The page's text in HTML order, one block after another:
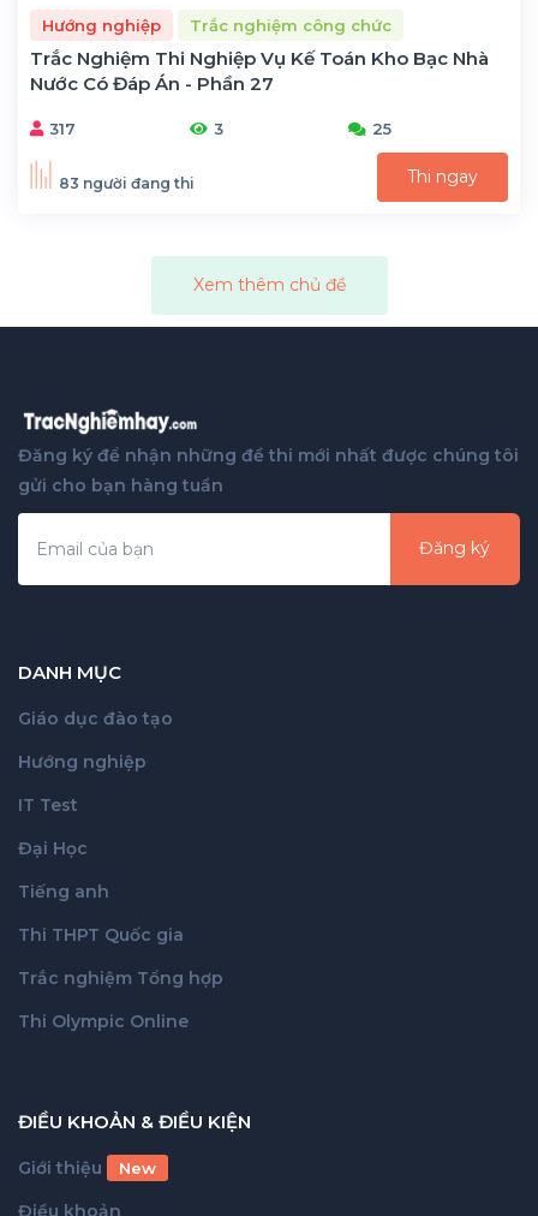
Hướng nghiệp Trắc nghiệm công chức
Trắc Nghiệm Thi Nghiệp Vụ Kế Toán Kho Bạc Nhà
Nước Có Đáp Án - Phần 27
317 3 25
83 người đang thi Thi ngay
Xem thêm chủ đề
Đăng ký để nhận những đề thi mới nhất được chúng tôi
gửi cho bạn hàng tuần
Đăng ký
DANH MỤC
Giáo dục đào tạo
Hướng nghiệp
IT Test
Đại Học
Tiếng anh
Thi THPT Quốc gia
Trắc nghiệm Tổng hợp
Thi Olympic Online
ĐIỀU KHOẢN & ĐIỀU KIỆN
Giới thiệu New
Điều khoản